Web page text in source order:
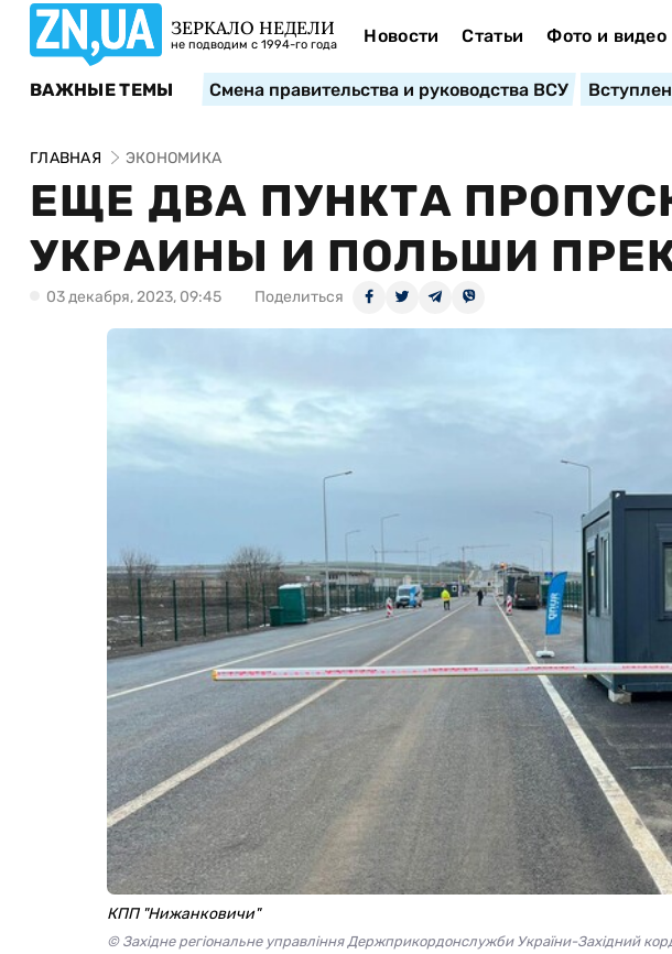
ЗЕРКАЛО НЕДЕЛИ
не подводим с 1994-го года Новости Статьи Фото и видео
ВАЖНЫЕ ТЕМЫ Смена правительства и руководства ВСУ
ГЛАВНАЯ ЭКОНОМИКА
ЕЩЕ ДВА ПУНКТА
УКРАИНЫ И ПОЛЬШИ
03 декабря, 2023, 09:45 Поделиться
КПП "Нижанковичи"
© Західне регіональне управління Держприкордонслужби України-Західний